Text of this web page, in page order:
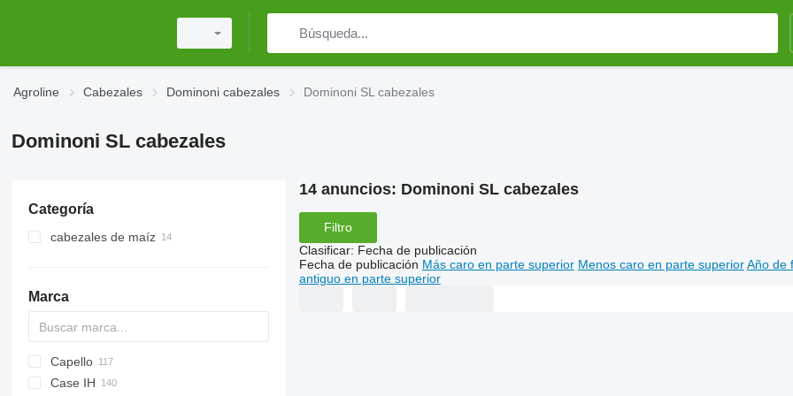
Agroline Cabezales Dominoni cabezales Dominoni SL cabezales
Dominoni SL cabezales
Categoría
cabezales de maíz
Marca
Crop Ranger
Integral
Capello
Diamant
Case IH
14 anuncios: Dominoni SL cabezales
Filtro
Clasificar: Fecha de publicación
Fecha de publicación Más caro en parte superior Menos caro en parte superior Año de
antiguo en parte superior